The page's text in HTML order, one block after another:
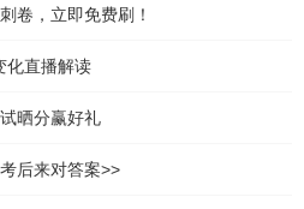
卷，立即免费刷！
化直播解读
晒分赢好礼
后来对答案>>